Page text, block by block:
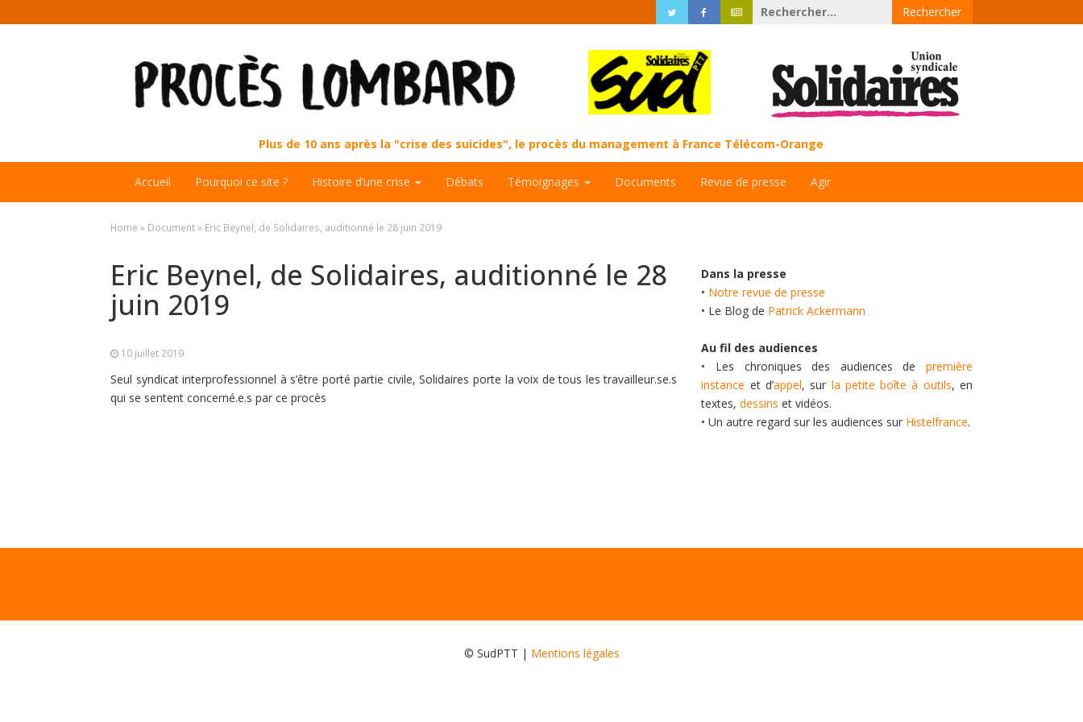
Rechercher :
Plus de 10 ans après la "crise des suicides", le procès du management à France Télécom-Orange
Accueil Pourquoi ce site ? Histoire d’une crise Débats Témoignages Documents Revue de presse Agir
Home » Document» Eric Beynel, de Solidaires, auditionné le 28 juin 2019
Eric Beynel, de Solidaires, auditionné le 28
juin 2019
10 juillet 2019
Seul syndicat interprofessionnel à s’être porté partie civile, Solidaires porte la voix de tous les travailleur.se.s
qui se sentent concerné.e.s par ce procès
Dans la presse
• Notre revue de presse
• Le Blog de Patrick Ackermann
Au fil des audiences
• Les chroniques des audiences de première
instance et d’appel, sur la petite boîte à outils, en
textes,dessins et vidéos.
• Un autre regard sur les audiences sur Histelfrance.
© SudPTT | Mentions légales